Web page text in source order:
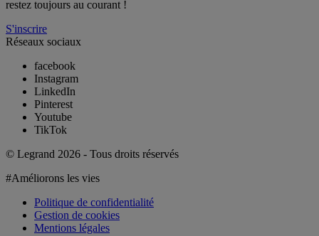
restez toujours au courant !
S'inscrire
Réseaux sociaux
facebook
Instagram
LinkedIn
Pinterest
Youtube
TikTok
© Legrand 2026 - Tous droits réservés
#Améliorons les vies
Politique de confidentialité
Gestion de cookies
Mentions légales